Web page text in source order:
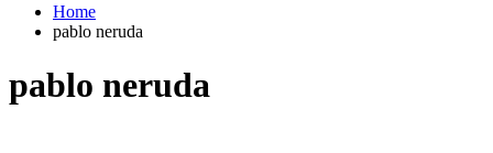
Home
pablo neruda
pablo neruda